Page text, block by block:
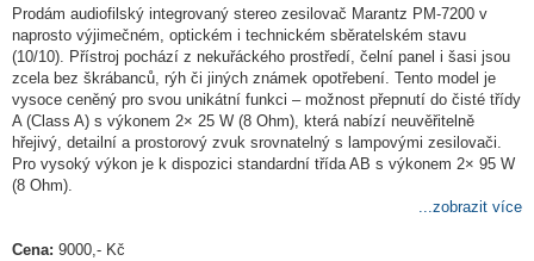
Prodám audiofilský integrovaný stereo zesilovač Marantz PM-7200 v
naprosto výjimečném, optickém i technickém sběratelském stavu
(10/10). Přístroj pochází z nekuřáckého prostředí, čelní panel i šasi jsou
zcela bez škrábanců, rýh či jiných známek opotřebení. Tento model je
vysoce ceněný pro svou unikátní funkci – možnost přepnutí do čisté třídy
A (Class A) s výkonem 2× 25 W (8 Ohm), která nabízí neuvěřitelně
hřejivý, detailní a prostorový zvuk srovnatelný s lampovými zesilovači.
Pro vysoký výkon je k dispozici standardní třída AB s výkonem 2× 95 W
(8 Ohm).
...zobrazit více
Cena: 9000,- Kč